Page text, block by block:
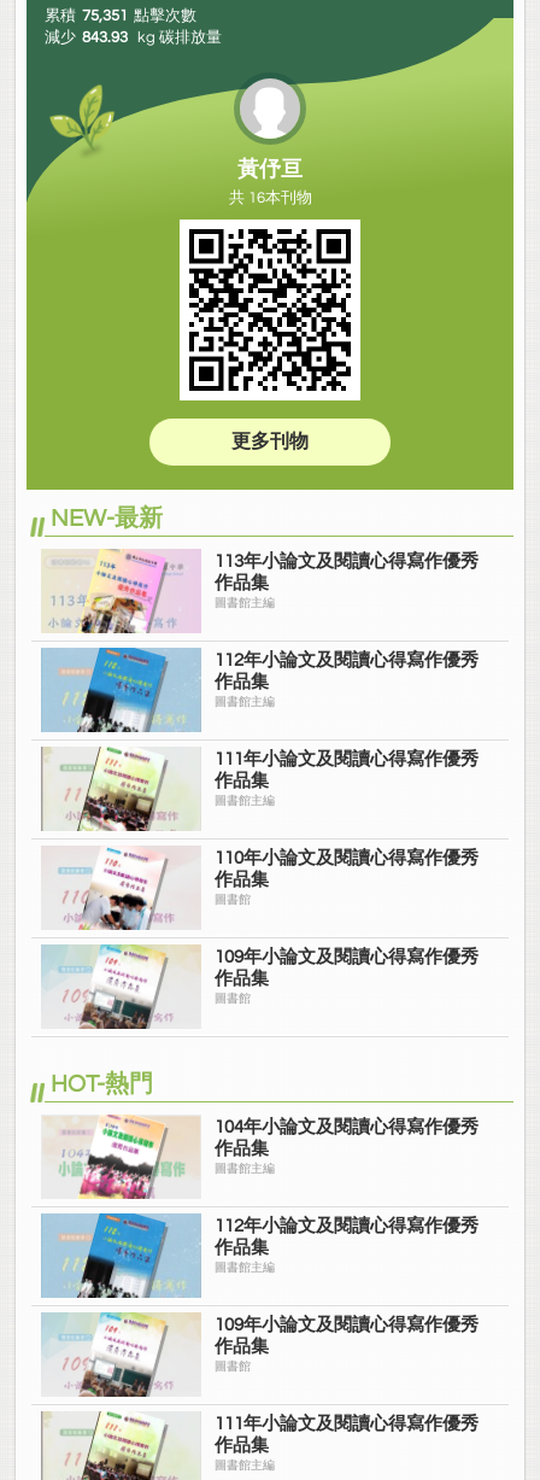
累積 75,351 點擊次數
減少 843.93 kg 碳排放量
黃伃亘
共 16本刊物
更多刊物
NEW-最新
113年小論文及閱讀心得寫作優秀
作品集
圖書館主編
112年小論文及閱讀心得寫作優秀
作品集
圖書館主編
111年小論文及閱讀心得寫作優秀
作品集
圖書館主編
110年小論文及閱讀心得寫作優秀
作品集
圖書館
109年小論文及閱讀心得寫作優秀
作品集
圖書館
HOT-熱門
104年小論文及閱讀心得寫作優秀
作品集
圖書館主編
112年小論文及閱讀心得寫作優秀
作品集
圖書館主編
109年小論文及閱讀心得寫作優秀
作品集
圖書館
111年小論文及閱讀心得寫作優秀
作品集
圖書館主編